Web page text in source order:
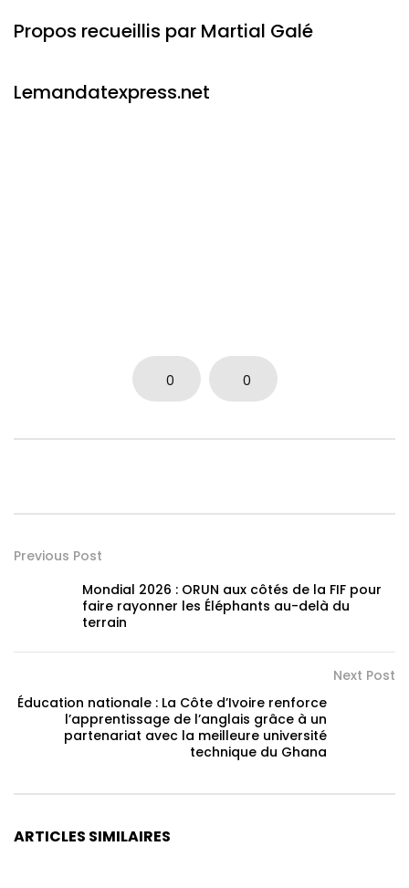
Propos recueillis par Martial Galé
Lemandatexpress.net
0 0
Previous Post
Mondial 2026 : ORUN aux côtés de la FIF pour
faire rayonner les Éléphants au-delà du
terrain
Next Post
Éducation nationale : La Côte d’Ivoire renforce
l’apprentissage de l’anglais grâce à un
partenariat avec la meilleure université
technique du Ghana
ARTICLES SIMILAIRES